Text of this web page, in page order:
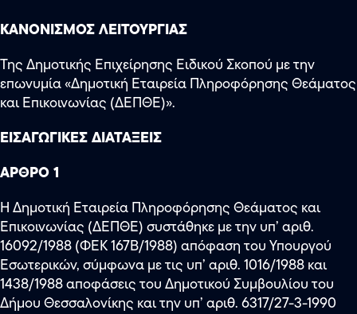
ΚΑΝΟΝΙΣΜΟΣ ΛΕΙΤΟΥΡΓΙΑΣ
Της Δημοτικής Επιχείρησης Ειδικού Σκοπού με την
επωνυμία «Δημοτική Εταιρεία Πληροφόρησης Θεάματος
και Επικοινωνίας (ΔΕΠΘΕ)».
ΕΙΣΑΓΩΓΙΚΕΣ ΔΙΑΤΑΞΕΙΣ
ΑΡΘΡΟ 1
Η Δημοτική Εταιρεία Πληροφόρησης Θεάματος και
Επικοινωνίας (ΔΕΠΘΕ) συστάθηκε με την υπ’ αριθ.
16092/1988 (ΦΕΚ 167Β/1988) απόφαση του Υπουργού
Εσωτερικών, σύμφωνα με τις υπ’ αριθ. 1016/1988 και
1438/1988 αποφάσεις του Δημοτικού Συμβουλίου του
Δήμου Θεσσαλονίκης και την υπ’ αριθ. 6317/27-3-1990